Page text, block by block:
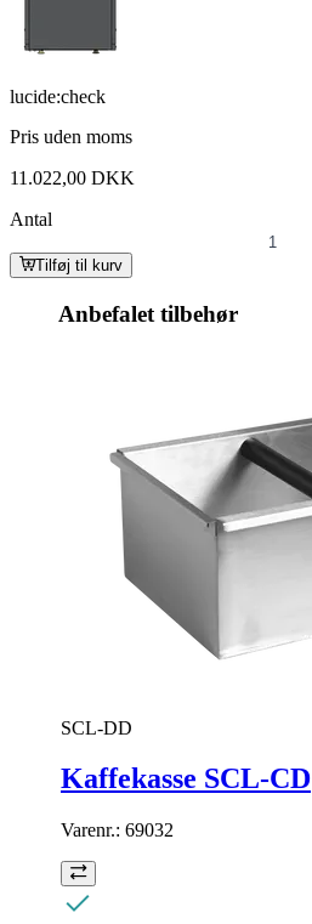
lucide:check
Pris uden moms
11.022,00 DKK
Antal
Tilføj til kurv
Anbefalet tilbehør
SCL-DD
Kaffekasse SCL-CD
Varenr.: 69032